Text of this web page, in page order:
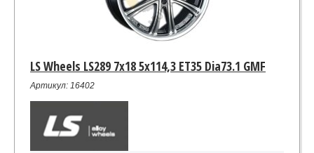
LS Wheels LS289 7x18 5x114,3 ET35 Dia73.1 GMF
Артикул: 16402